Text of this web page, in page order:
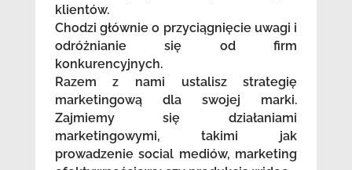
klientów.
Chodzi głównie o przyciągnięcie uwagi i
odróżnianie się od firm
konkurencyjnych.
Razem z nami ustalisz strategię
marketingową dla swojej marki.
Zajmiemy się działaniami
marketingowymi, takimi jak
prowadzenie social mediów, marketing